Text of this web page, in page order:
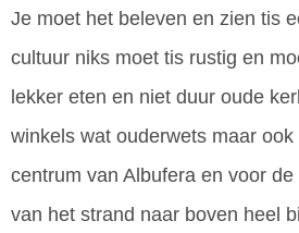
Je moet het beleven en zien tis
cultuur niks moet tis rustig en
lekker eten en niet duur oude
winkels wat ouderwets maar
centrum van Albufera en voor
van het strand naar boven heel